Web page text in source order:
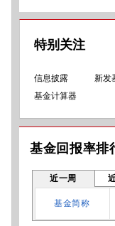
特别关注
信息披露 新发
基金计算器
基金回报率排
近一周
基金简称